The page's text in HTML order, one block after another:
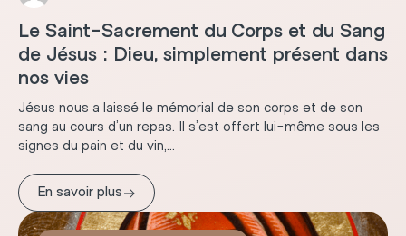
Le Saint-Sacrement du Corps et du Sang
de Jésus : Dieu, simplement présent dans
nos vies
Jésus nous a laissé le mémorial de son corps et de son
sang au cours d’un repas. Il s’est offert lui-même sous les
signes du pain et du vin,...
En savoir plus→